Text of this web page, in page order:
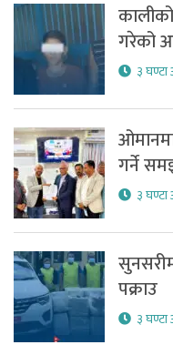
गरेको
३ घण्टा
गर्ने
३ घण्टा
पक्राउ
३ घण्टा